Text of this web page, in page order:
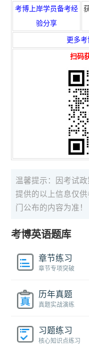
考博上岸学员备考经
验分享
更多
扫码
温馨提示：因考试
提供的以上信息仅
门公布的内容为准！
考博英语题库
章节练习
章节专项突破
历年真题
真题实战演练
习题练习
核心知识点练习